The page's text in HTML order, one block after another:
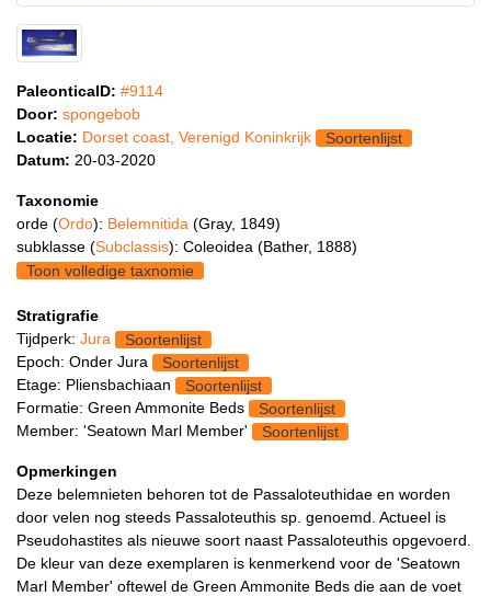
PaleonticaID: #9114
Door: spongebob
Locatie: Dorset coast, Verenigd Koninkrijk
Soortenlijst
Datum: 20-03-2020
Taxonomie
orde (Ordo): Belemnitida (Gray, 1849)
subklasse (Subclassis): Coleoidea (Bather, 1888)
Toon volledige taxnomie
Stratigrafie
Tijdperk: Jura
Soortenlijst
Epoch: Onder Jura
Soortenlijst
Etage: Pliensbachiaan
Soortenlijst
Formatie: Green Ammonite Beds
Soortenlijst
Member: 'Seatown Marl Member'
Soortenlijst
Opmerkingen
Deze belemnieten behoren tot de Passaloteuthidae en worden
door velen nog steeds Passaloteuthis sp. genoemd. Actueel is
Pseudohastites als nieuwe soort naast Passaloteuthis opgevoerd.
De kleur van deze exemplaren is kenmerkend voor de 'Seatown
Marl Member' oftewel de Green Ammonite Beds die aan de voet